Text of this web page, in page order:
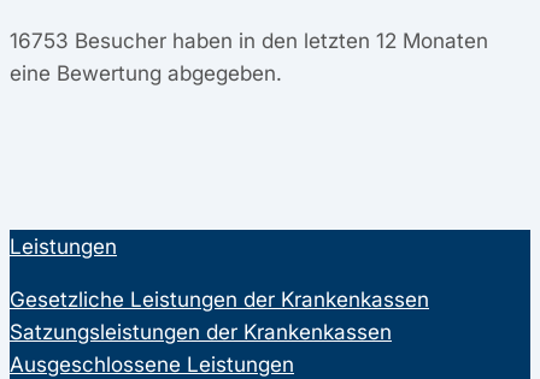
16753 Besucher haben in den letzten 12 Monaten
eine Bewertung abgegeben.
Leistungen
Gesetzliche Leistungen der Krankenkassen
Satzungsleistungen der Krankenkassen
Ausgeschlossene Leistungen